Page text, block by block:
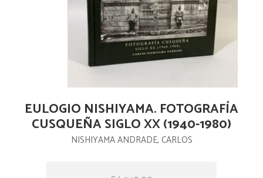
EULOGIO NISHIYAMA. FOTOGRAFÍA
CUSQUEÑA SIGLO XX (1940-1980)
NISHIYAMA ANDRADE, CARLOS